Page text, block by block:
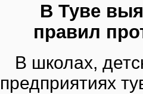
В Туве
правил
В школах,
предприятиях